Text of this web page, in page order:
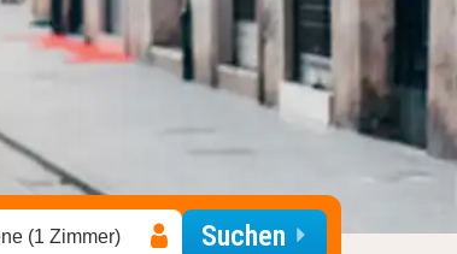
(1 Zimmer) Suchen